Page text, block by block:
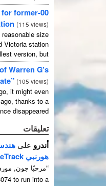
to create an ...
for former
(115 views)
size
Victoria station
version, but
and I have no ...
Warren G’s
(105 views)
it might even
thanks to a
disappeared
تعليقات
أندرو على
هورنبي SeTrack
“مرحبًا جون,
to run into a